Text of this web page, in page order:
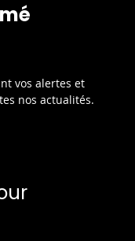
vos alertes et
nos actualités.